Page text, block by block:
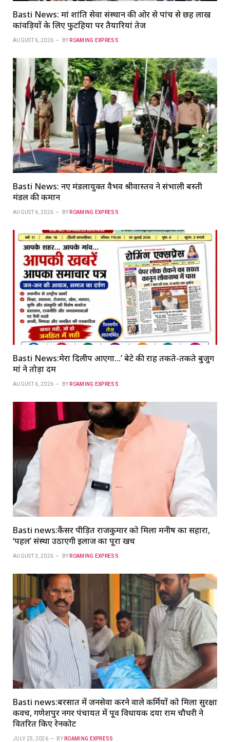
Basti News: मां शांति सेवा संस्थान की ओर से पांच से छह लाख
कांवड़ियों के लिए फुटहिया पर तैयारियां तेज
AUGUST 6, 2026 BY ROAMING EXPRESS
Basti News: नए मंडलायुक्त वैभव श्रीवास्तव ने संभाली बस्ती
मंडल की कमान
AUGUST 6, 2026 BY ROAMING EXPRESS
Basti News:मेरा दिलीप आएगा…’ बेटे की राह तकते-तकते बुजुर्ग
मां ने तोड़ा दम
AUGUST 6, 2026 BY ROAMING EXPRESS
Basti news:कैंसर पीड़ित राजकुमार को मिला मनीष का सहारा,
‘पहल’ संस्था उठाएगी इलाज का पूरा खर्च
AUGUST 3, 2026 BY ROAMING EXPRESS
Basti news:बरसात में जनसेवा करने वाले कर्मियों को मिला सुरक्षा
कवच, गणेशपुर नगर पंचायत में पूर्व विधायक दया राम चौधरी ने
वितरित किए रेनकोट
JULY 25, 2026 BY ROAMING EXPRESS